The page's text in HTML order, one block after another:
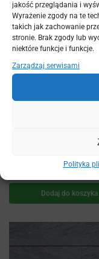
jakość przeglądania i
Wyrażenie zgody na te
takich jak zachowanie
stronie. Brak zgody lub
niektóre funkcje i funkcje.
Zarządzaj serwisami
Polityka
kompozytowa
Dodaj do koszyka